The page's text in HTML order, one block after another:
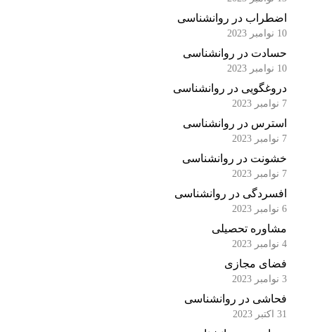
اضطراب در روانشناسی
حسادت در روانشناسی
دروغگویی در روانشناسی
استرس در روانشناسی
خشونت در روانشناسی
افسردگی در روانشناسی
مشاوره تحصیلی
فضای مجازی
فحاشی در روانشناسی